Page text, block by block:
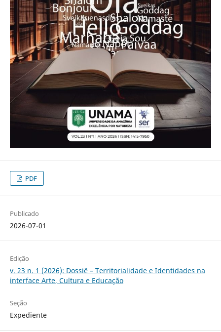
PDF
Publicado
2026-07-01
Edição
v. 23 n. 1 (2026): Dossiê – Territorialidade e Identidades na
interface Arte, Cultura e Educação
Seção
Expediente